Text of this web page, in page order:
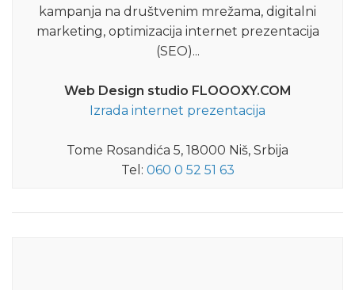
kampanja na društvenim mrežama, digitalni
marketing, optimizacija internet prezentacija
(SEO)...
Web Design studio FLOOOXY.COM
Izrada internet prezentacija
Tome Rosandića 5, 18000 Niš, Srbija
Tel: 060 0 52 51 63